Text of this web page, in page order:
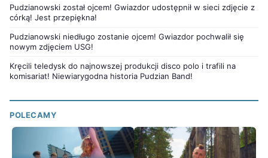
Pudzianowski został ojcem! Gwiazdor udostępnił w sieci zdjęcie z
córką! Jest przepiękna!
Pudzianowski niedługo zostanie ojcem! Gwiazdor pochwalił się
nowym zdjęciem USG!
Kręcili teledysk do najnowszej produkcji disco polo i trafili na
komisariat! Niewiarygodna historia Pudzian Band!
POLECAMY